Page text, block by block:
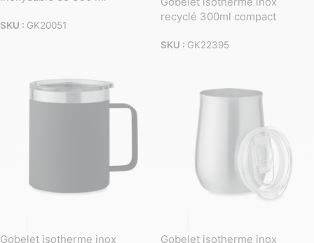
SKU : GK20051
recyclé 300ml compact
SKU : GK22395
Gobelet isotherme inox
Gobelet isotherme inox